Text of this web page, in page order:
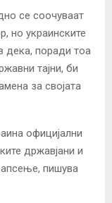
се соочуваат
но украинските
дека, поради тоа
тајни, би
за својата
официјални
државјани и
пишува